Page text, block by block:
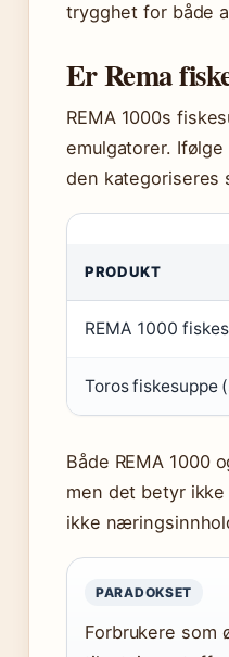
trygghet for både
Er Rema
REMA 1000s
emulgatorer.
den kategoriseres
PRODUKT
REMA 1000
Toros fiskesuppe
Både REMA 1000
men det betyr
ikke
PARADOKSET
Forbrukere som